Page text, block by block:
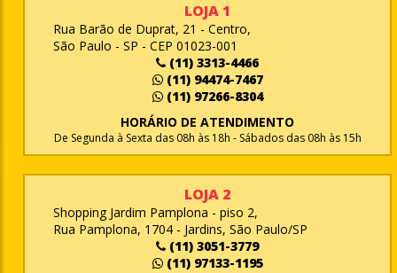
LOJA 1
Rua Barão de Duprat, 21 - Centro,
São Paulo - SP - CEP 01023-001
(11) 3313-4466
(11) 94474-7467
(11) 97266-8304
HORÁRIO DE ATENDIMENTO
De Segunda à Sexta das 08h às 18h - Sábados das 08h às 15h
LOJA 2
Shopping Jardim Pamplona - piso 2,
Rua Pamplona, 1704 - Jardins, São Paulo/SP
(11) 3051-3779
(11) 97133-1195